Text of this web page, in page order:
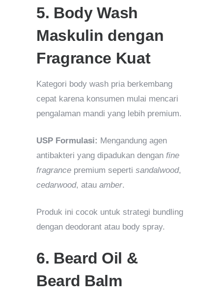
5. Body Wash
Maskulin dengan
Fragrance Kuat
Kategori body wash pria berkembang
cepat karena konsumen mulai mencari
pengalaman mandi yang lebih premium.
USP Formulasi: Mengandung agen
antibakteri yang dipadukan dengan fine
fragrance premium seperti sandalwood,
cedarwood, atau amber.
Produk ini cocok untuk strategi bundling
dengan deodorant atau body spray.
6. Beard Oil &
Beard Balm